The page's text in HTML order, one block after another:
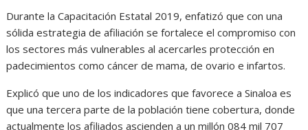
Durante la Capacitación Estatal 2019, enfatizó que con una
sólida estrategia de afiliación se fortalece el compromiso con
los sectores más vulnerables al acercarles protección en
padecimientos como cáncer de mama, de ovario e infartos.
Explicó que uno de los indicadores que favorece a Sinaloa es
que una tercera parte de la población tiene cobertura, donde
actualmente los afiliados ascienden a un millón 084 mil 707